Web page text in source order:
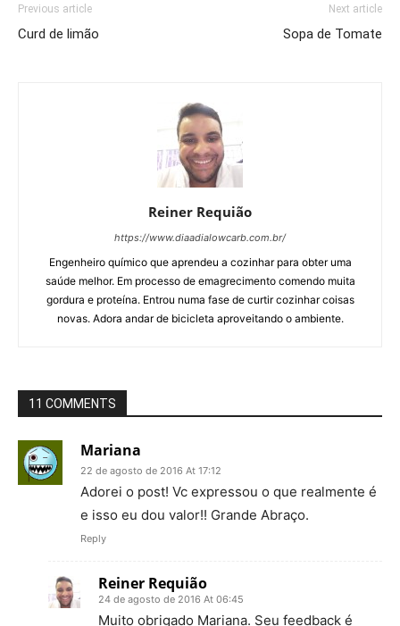
Previous article
Curd de limão
Next article
Sopa de Tomate
Reiner Requião
https://www.diaadialowcarb.com.br/
Engenheiro químico que aprendeu a cozinhar para obter uma
saúde melhor. Em processo de emagrecimento comendo muita
gordura e proteína. Entrou numa fase de curtir cozinhar coisas
novas. Adora andar de bicicleta aproveitando o ambiente.
11 COMMENTS
Mariana
22 de agosto de 2016 At 17:12
Adorei o post! Vc expressou o que realmente é
e isso eu dou valor!! Grande Abraço.
Reply
Reiner Requião
24 de agosto de 2016 At 06:45
Muito obrigado Mariana. Seu feedback é